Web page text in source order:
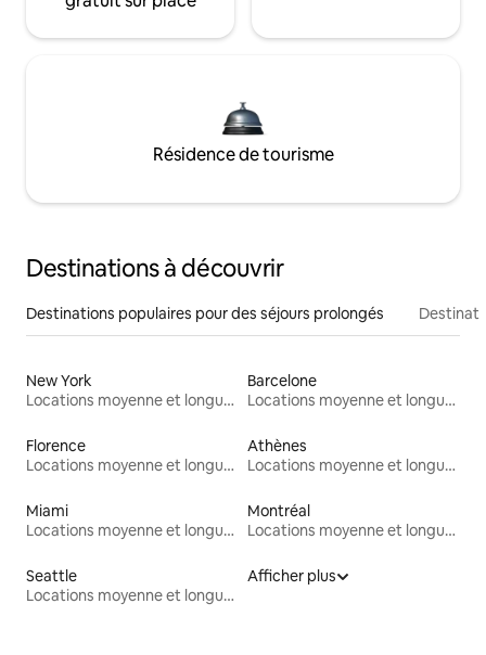
Résidence de tourisme
Destinations à découvrir
Destinations populaires pour des séjours prolongés
New York
Locations moyenne et longue durée
Barcelone
Locations moyenne et longue durée
Florence
Locations moyenne et longue durée
Athènes
Locations moyenne et longue durée
Miami
Locations moyenne et longue durée
Montréal
Locations moyenne et longue durée
Seattle
Locations moyenne et longue durée
Afficher plus